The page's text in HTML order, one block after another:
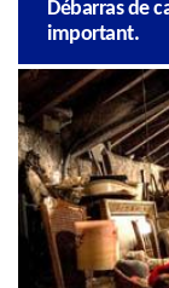
Débarras de
important.